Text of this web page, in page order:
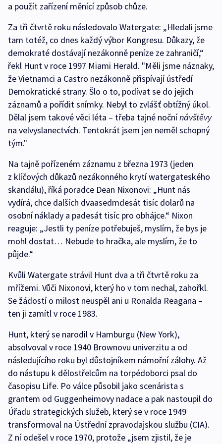
a použít zařízení měnící způsob chůze.
Za tři čtvrtě roku následovalo Watergate: „Hledali jsme
tam totéž, co dnes každý výbor Kongresu. Důkazy, že
demokraté dostávají nezákonně peníze ze zahraničí,“
řekl Hunt v roce 1997 Miami Herald. "Měli jsme náznaky,
že Vietnamci a Castro nezákonně přispívají ústředí
Demokratické strany. Šlo o to, podívat se do jejich
záznamů a pořídit snímky. Nebyl to zvlášť obtížný úkol.
Dělal jsem takové věci léta – třeba tajné nočnínávštěvy
na velvyslanectvích. Tentokrát jsem jen neměl schopný
tým."
Na tajně pořízeném záznamu z března 1973 (jeden
z klíčových důkazů nezákonného krytí watergateského
skandálu), říká poradce Dean Nixonovi: „Hunt nás
vydírá, chce dalších dvaasedmdesát tisíc dolarů na
osobní náklady a padesát tisíc pro obhájce.“ Nixon
reaguje: „Jestli ty peníze potřebuješ, myslím, že bys je
mohl dostat… Nebude to hračka, ale myslím, že to
půjde.“
Kvůli Watergate strávil Hunt dva a tři čtvrtě roku za
mřížemi. Vůči Nixonovi, který ho v tom nechal, zahořkl.
Se žádostí o milost neuspěl ani u Ronalda Reagana –
ten ji zamítl v roce 1983.
Hunt, který se narodil v Hamburgu (New York),
absolvoval v roce 1940 Brownovu univerzitu a od
následujícího roku byl důstojníkem námořní zálohy. Až
do nástupu k dělostřelcům na torpédoborci psal do
časopisu Life. Po válce působil jako scenárista s
grantem od Guggenheimovy nadace a pak nastoupil do
Úřadu strategických služeb, který se v roce 1949
transformoval na Ústřední zpravodajskou službu (CIA).
Z ní odešel v roce 1970, protože „jsem zjistil, že je